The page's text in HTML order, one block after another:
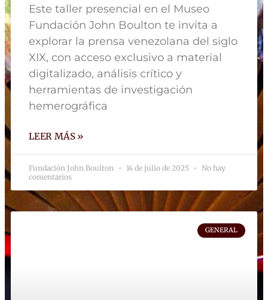
Este taller presencial en el Museo
Fundación John Boulton te invita a
explorar la prensa venezolana del siglo
XIX, con acceso exclusivo a material
digitalizado, análisis crítico y
herramientas de investigación
hemerográfica
LEER MÁS »
Fundación John Boulton 14 de julio de 2025
No hay
comentarios
GENERAL